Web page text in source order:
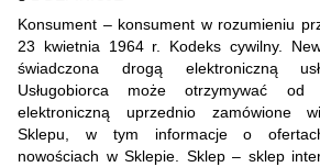
Konsument – konsument w rozumieniu
23 kwietnia 1964 r. Kodeks cywilny.
świadczona drogą elektroniczną
Usługobiorca może otrzymywać od
elektroniczną uprzednio zamówione
Sklepu, w tym informacje o
nowościach w Sklepie. Sklep – sklep